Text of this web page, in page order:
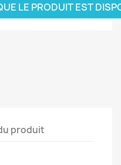
LE PRODUIT EST
produit